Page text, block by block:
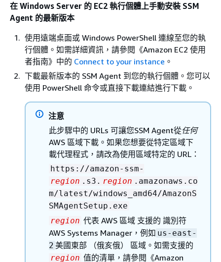
在 Windows Server 的 EC2 執行個體上手動安裝 SSM
Agent 的最新版本
使用遠端桌面或 Windows PowerShell 連線至您的執
行個體。如需詳細資訊，請參閱《Amazon EC2 使用
者指南》 中的 Connect to your instance 。
下載最新版本的 SSM Agent 到您的執行個體。您可以
使用 PowerShell 命令或直接下載連結進行下載。
注意
此步驟中的 URLs 可讓您SSM Agent從任何
AWS 區域下載。如果您想要從特定區域下
載代理程式，請改為使用區域特定的 URL：
https://amazon-ssm-
region .s3. region .amazonaws.co
m/latest/windows_amd64/AmazonS
SMAgentSetup.exe
region 代表 AWS 區域 支援的 識別符
AWS Systems Manager，例如 us-east-
2 美國東部 （俄亥俄） 區域。如需支援的
region 值的清單，請參閱《Amazon